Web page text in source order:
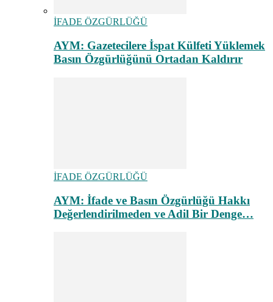
İFADE ÖZGÜRLÜĞÜ
AYM: Gazetecilere İspat Külfeti Yüklemek
Basın Özgürlüğünü Ortadan Kaldırır
İFADE ÖZGÜRLÜĞÜ
AYM: İfade ve Basın Özgürlüğü Hakkı
Değerlendirilmeden ve Adil Bir Denge…